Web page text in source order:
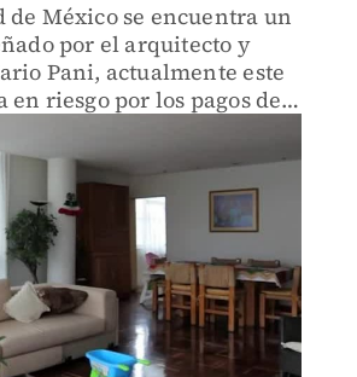
de México se encuentra un
por el arquitecto y
Pani, actualmente este
en riesgo por los pagos de
y pone en riesgo a sus